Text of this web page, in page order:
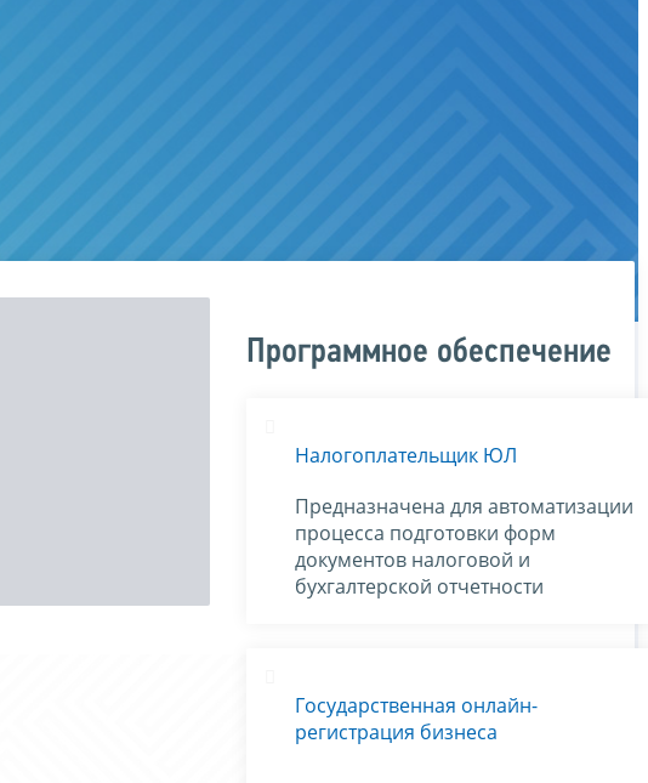
Программное обеспечение
Налогоплательщик ЮЛ
Предназначена для автоматизации
процесса подготовки форм
документов налоговой и
бухгалтерской отчетности
Государственная онлайн-
регистрация бизнеса